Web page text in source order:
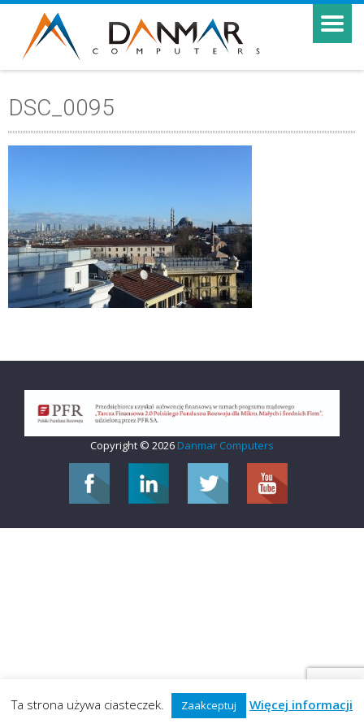
DSC_0095
Copyright © 2026 Danmar Computers
Ta strona używa ciasteczek. Zaakceptuj Więcej informacji